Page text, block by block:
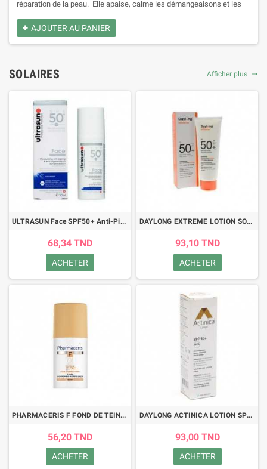
réparation de la peau. Elle apaise, calme les démangeaisons et les
déshydratation des cheveux. Permet d'éliminer les pellicules.
AJOUTER AU PANIER
SOLAIRES Afficher plus trending_flat
ULTRASUN Face SPF50+ Anti-Pigmentation 50ML
68,34 TND
ACHETER
DAYLONG EXTREME LOTION SOLAIRE SPF50 100ML
93,10 TND
ACHETER
PHARMACERIS F FOND DE TEINT SPF 50+ (IVORY 1) 30ML
56,20 TND
ACHETER
DAYLONG ACTINICA LOTION SPF 50+ 80GR
93,00 TND
ACHETER